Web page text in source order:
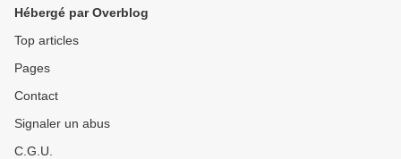
Hébergé par Overblog
Top articles
Pages
Contact
Signaler un abus
C.G.U.